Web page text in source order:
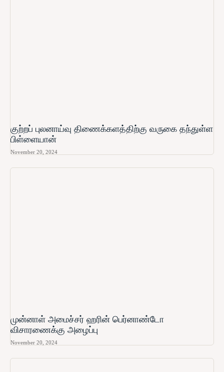
குற்றப் புலனாய்வு திணைக்களத்திற்கு வருகை தந்துள்ள
பிள்ளையான்
November 20, 2024
முன்னாள் அமைச்சர் ஹரின் பெர்னாண்டோ​
விசாரணைக்கு அழைப்பு
November 20, 2024